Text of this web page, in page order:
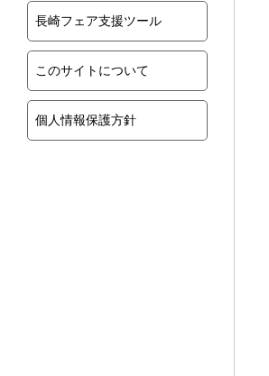
長崎フェア支援ツール
このサイトについて
個人情報保護方針